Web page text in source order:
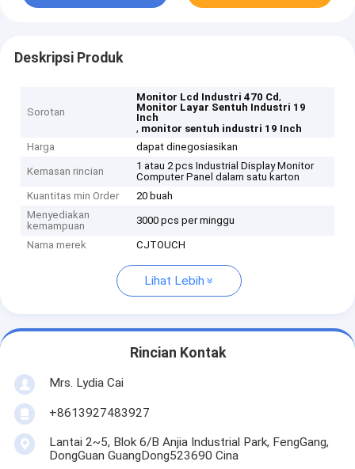
Deskripsi Produk
Sorotan
Monitor Lcd Industri 470 Cd,
Monitor Layar Sentuh Industri 19
Inch
, monitor sentuh industri 19 Inch
Harga
dapat dinegosiasikan
Kemasan rincian
1 atau 2 pcs Industrial Display Monitor
Computer Panel dalam satu karton
Kuantitas min Order
20 buah
Menyediakan
kemampuan
3000 pcs per minggu
Nama merek CJTOUCH
Lihat Lebih
Rincian Kontak
Mrs. Lydia Cai
+8613927483927
Lantai 2~5, Blok 6/B Anjia Industrial Park, FengGang,
DongGuan GuangDong523690 Cina